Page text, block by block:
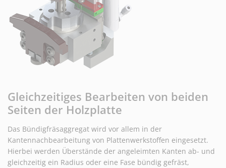
Gleichzeitiges Bearbeiten von beiden
Seiten der Holzplatte
Das Bündigfräsaggregat wird vor allem in der
Kantennachbearbeitung von Plattenwerkstoffen eingesetzt.
Hierbei werden Überstände der angeleimten Kanten ab- und
gleichzeitig ein Radius oder eine Fase bündig gefräst,